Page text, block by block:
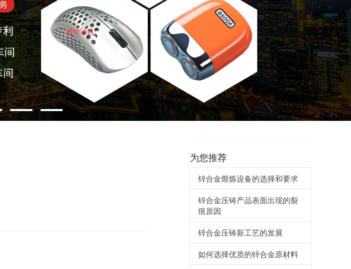
为您推荐
锌合金熔炼设备的选择和要求
锌合金压铸产品表面出现的裂
痕原因
锌合金压铸新工艺的发展
如何选择优质的锌合金原材料